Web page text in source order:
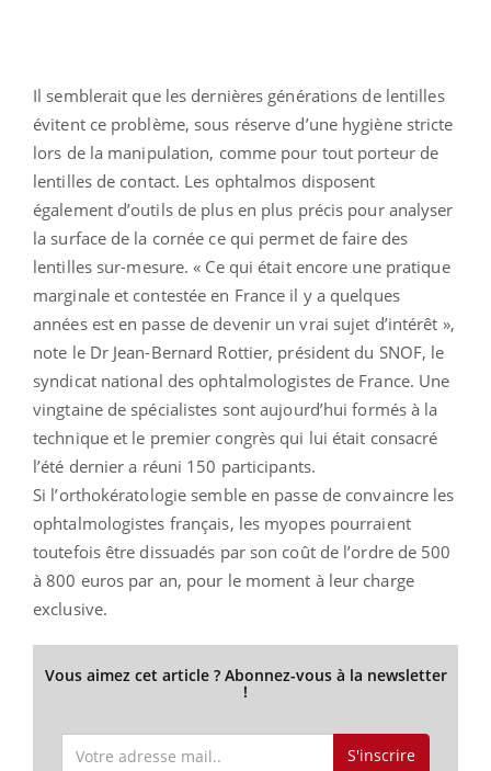
Il semblerait que les dernières générations de lentilles
évitent ce problème, sous réserve d’une hygiène stricte
lors de la manipulation, comme pour tout porteur de
lentilles de contact. Les ophtalmos disposent
également d’outils de plus en plus précis pour analyser
la surface de la cornée ce qui permet de faire des
lentilles sur-mesure. « Ce qui était encore une pratique
marginale et contestée en France il y a quelques
années est en passe de devenir un vrai sujet d’intérêt »,
note le Dr Jean-Bernard Rottier, président du SNOF, le
syndicat national des ophtalmologistes de France. Une
vingtaine de spécialistes sont aujourd’hui formés à la
technique et le premier congrès qui lui était consacré
l’été dernier a réuni 150 participants.
Si l’orthokératologie semble en passe de convaincre les
ophtalmologistes français, les myopes pourraient
toutefois être dissuadés par son coût de l’ordre de 500
à 800 euros par an, pour le moment à leur charge
exclusive.
Vous aimez cet article ? Abonnez-vous à la newsletter
!
S'inscrire